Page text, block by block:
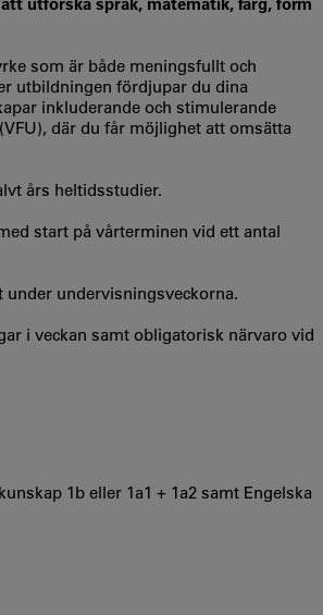
som är både meningsfullt och
utbildningen fördjupar du dina
inkluderande och stimulerande
där du får möjlighet att omsätta
års heltidsstudier.
start på vårterminen vid ett antal
undervisningsveckorna.
i veckan samt obligatorisk närvaro vid
1b eller 1a1 + 1a2 samt Engelska